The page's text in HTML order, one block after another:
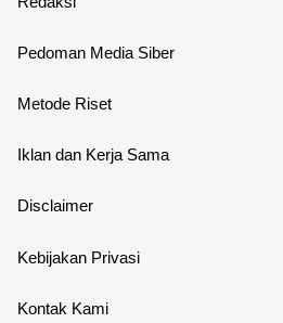
Pedoman Media Siber
Metode Riset
Iklan dan Kerja Sama
Disclaimer
Kebijakan Privasi
Kontak Kami